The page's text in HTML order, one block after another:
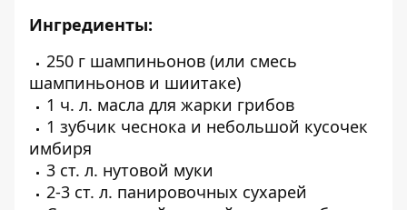
Ингредиенты:
250 г шампиньонов (или смесь
шампиньонов и шиитаке)
1 ч. л. масла для жарки грибов
1 зубчик чеснока и небольшой кусочек
имбиря
3 ст. л. нутовой муки
2-3 ст. л. панировочных сухарей